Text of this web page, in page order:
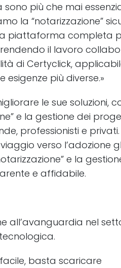
più che mai
la “notarizzazione”
piattaforma completa
il lavoro
di Certyclick,
più diverse.»
le sue soluzioni,
e la gestione dei
professionisti e privati.
verso l’adozione
e la
e affidabile.
all’avanguardia nel
basta scaricare